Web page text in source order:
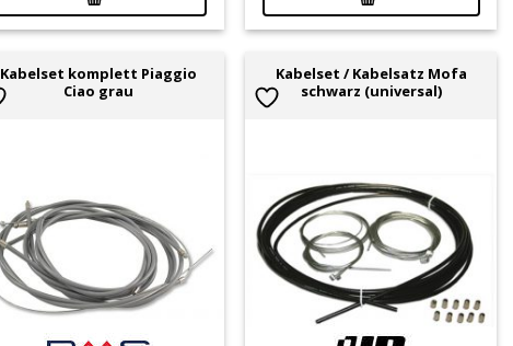
Kabelset komplett Piaggio
Ciao grau
Kabelset / Kabelsatz Mofa
schwarz (universal)